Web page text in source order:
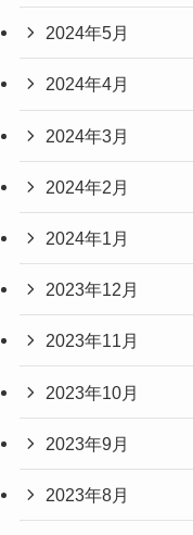
2024年5月
2024年4月
2024年3月
2024年2月
2024年1月
2023年12月
2023年11月
2023年10月
2023年9月
2023年8月